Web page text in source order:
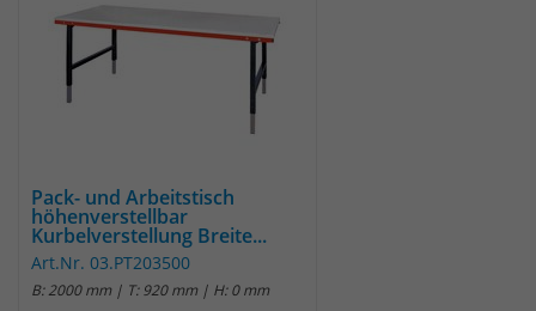
Pack- und Arbeitstisch
höhenverstellbar
Kurbelverstellung Breite...
Art.Nr. 03.PT203500
B: 2000 mm | T: 920 mm | H: 0 mm